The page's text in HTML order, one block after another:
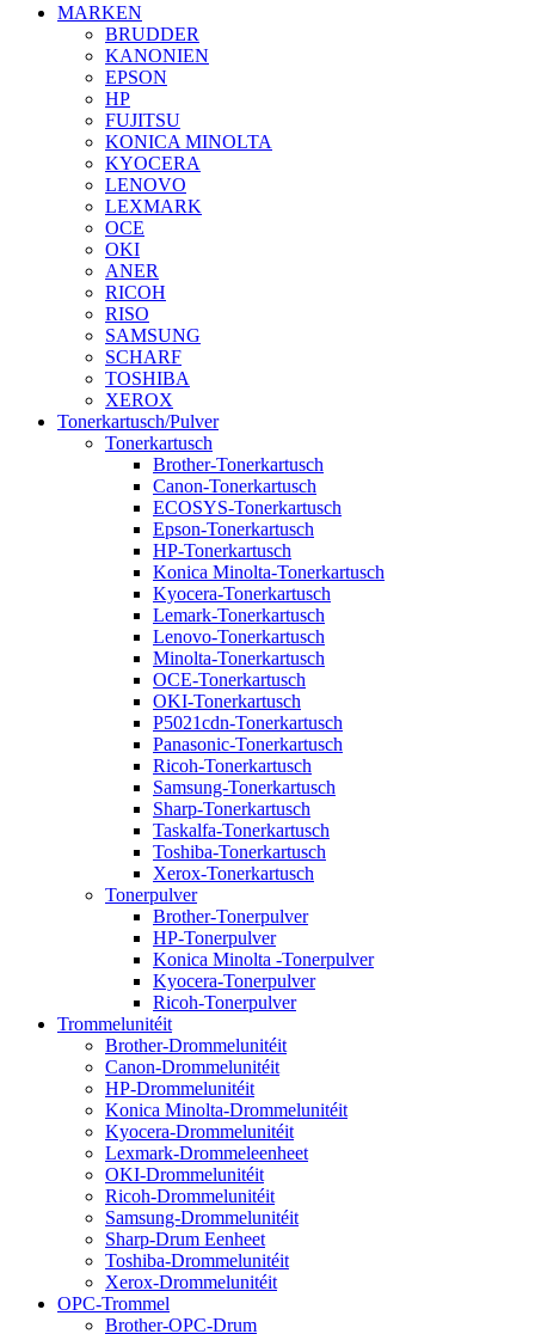
MARKEN
BRUDDER
KANONIEN
EPSON
HP
FUJITSU
KONICA MINOLTA
KYOCERA
LENOVO
LEXMARK
OCE
OKI
ANER
RICOH
RISO
SAMSUNG
SCHARF
TOSHIBA
XEROX
Tonerkartusch/Pulver
Tonerkartusch
Brother-Tonerkartusch
Canon-Tonerkartusch
ECOSYS-Tonerkartusch
Epson-Tonerkartusch
HP-Tonerkartusch
Konica Minolta-Tonerkartusch
Kyocera-Tonerkartusch
Lemark-Tonerkartusch
Lenovo-Tonerkartusch
Minolta-Tonerkartusch
OCE-Tonerkartusch
OKI-Tonerkartusch
P5021cdn-Tonerkartusch
Panasonic-Tonerkartusch
Ricoh-Tonerkartusch
Samsung-Tonerkartusch
Sharp-Tonerkartusch
Taskalfa-Tonerkartusch
Toshiba-Tonerkartusch
Xerox-Tonerkartusch
Tonerpulver
Brother-Tonerpulver
HP-Tonerpulver
Konica Minolta -Tonerpulver
Kyocera-Tonerpulver
Ricoh-Tonerpulver
Trommelunitéit
Brother-Drommelunitéit
Canon-Drommelunitéit
HP-Drommelunitéit
Konica Minolta-Drommelunitéit
Kyocera-Drommelunitéit
Lexmark-Drommeleenheet
OKI-Drommelunitéit
Ricoh-Drommelunitéit
Samsung-Drommelunitéit
Sharp-Drum Eenheet
Toshiba-Drommelunitéit
Xerox-Drommelunitéit
OPC-Trommel
Brother-OPC-Drum